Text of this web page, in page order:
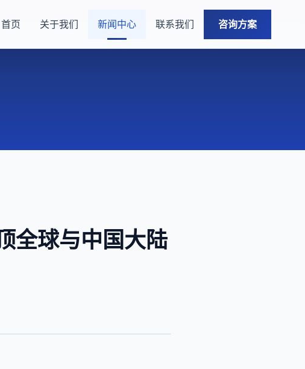
首页 关于我们 新闻中心 联系我们 咨询方案
全球与中国大陆